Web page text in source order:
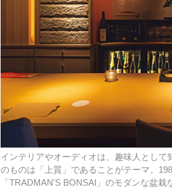
インテリアやオーディオは、趣味人とし
のものは「上質」であることがテーマ。
「TRADMAN'S BONSAI」のモダンな盆栽